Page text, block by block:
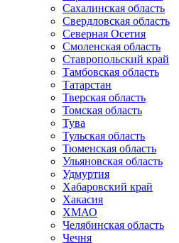
Сахалинская область
Свердловская область
Северная Осетия
Смоленская область
Ставропольский край
Тамбовская область
Татарстан
Тверская область
Томская область
Тува
Тульская область
Тюменская область
Ульяновская область
Удмуртия
Хабаровский край
Хакасия
ХМАО
Челябинская область
Чечня